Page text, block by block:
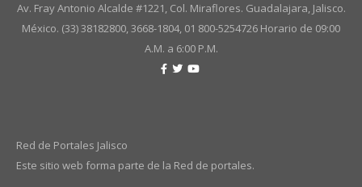
Av. Fray Antonio Alcalde #1221, Col. Miraflores. Guadalajara, Jalisco.
México. (33) 38182800, 3668-1804, 01 800-5254726 Horario de 09:00
A.M. a 6:00 P.M.
Red de Portales Jalisco
Este sitio web forma parte de la Red de portales.